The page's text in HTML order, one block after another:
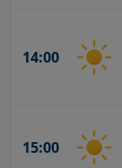
14:00
15:00